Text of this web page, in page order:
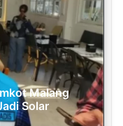
Malang
Solar